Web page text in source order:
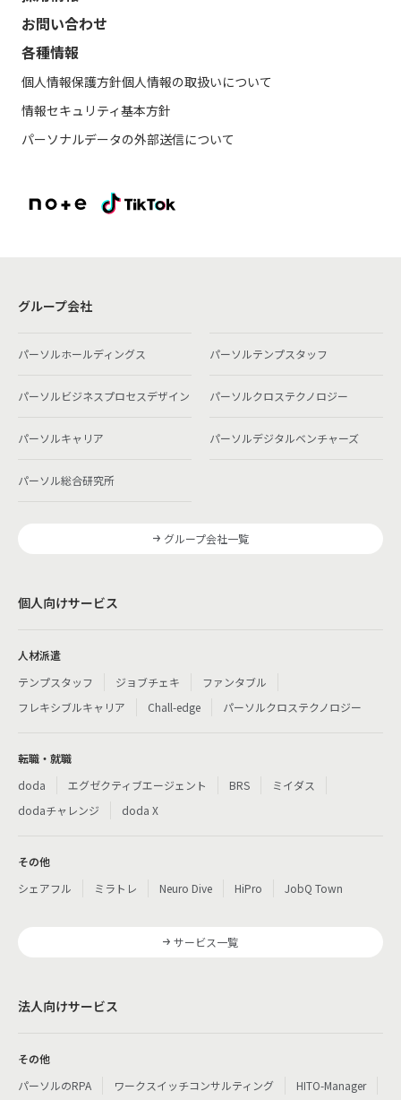
お問い合わせ
各種情報
個人情報保護方針個人情報の取扱いについて
情報セキュリティ基本方針
パーソナルデータの外部送信について
グループ会社
パーソルホールディングス パーソルテンプスタッフ
パーソルビジネスプロセスデザイン パーソルクロステクノロジー
パーソルキャリア パーソルデジタルベンチャーズ
パーソル総合研究所
グループ会社一覧
個人向けサービス
人材派遣
テンプスタッフ
ジョブチェキ
ファンタブル
フレキシブルキャリア
Chall-edge パーソルクロステクノロジー
転職・就職
doda
エグゼクティブエージェント BRS
ミイダス
dodaチャレンジ
doda X
その他
シェアフル
ミラトレ Neuro Dive HiPro JobQ Town
サービス一覧
法人向けサービス
その他
パーソルのRPA
ワークスイッチコンサルティング HITO-Manager